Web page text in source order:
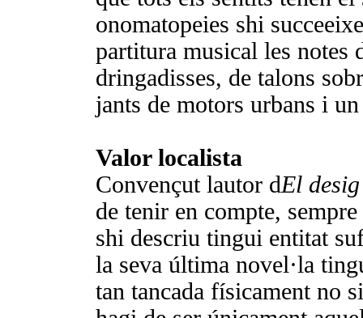
onomatopeies shi
partitura musical les notes
dringadisses, de talons
jants de motors urbans i
Valor localista
Convençut lautor dEl
de tenir en compte,
shi descriu tingui entitat
la seva última novel·la
tan tancada físicament no